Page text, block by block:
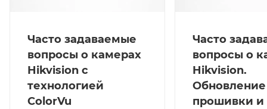
Часто задаваемые
вопросы о камерах
Hikvision с
технологией
ColorVu
Часто
вопросы о
Hikvision.
Обновление
прошивки и